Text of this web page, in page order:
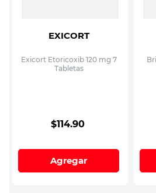
EXICORT
Exicort Etoricoxib 120 mg 7
Tabletas
$114.90
Agregar